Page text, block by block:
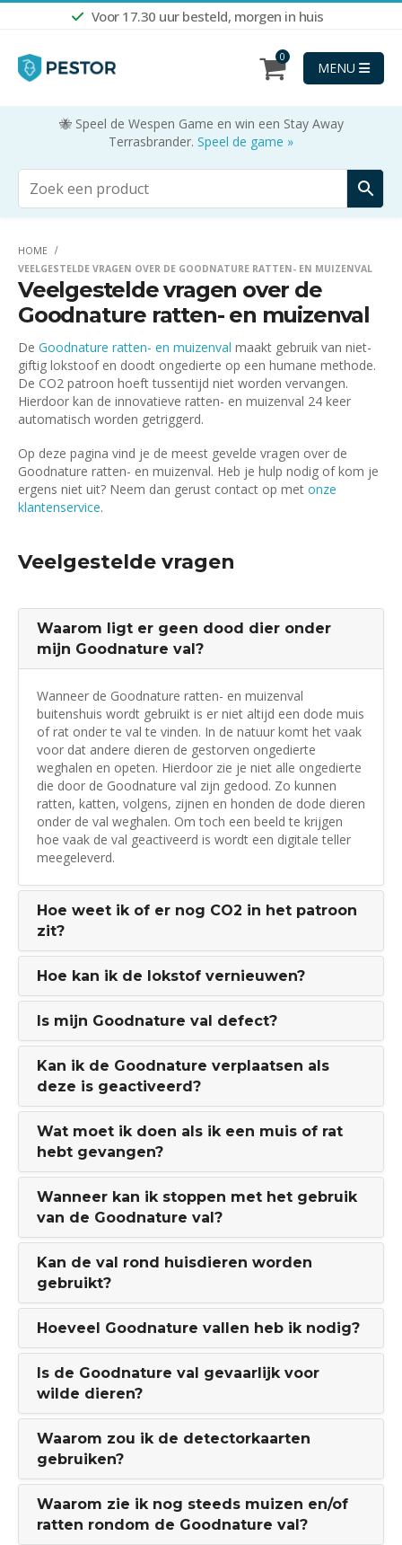
Voor 17.30 uur besteld, morgen in huis
0
MENU
🐝 Speel de Wespen Game en win een Stay Away
Terrasbrander. Speel de game »
HOME
VEELGESTELDE VRAGEN OVER DE GOODNATURE RATTEN- EN MUIZENVAL
Veelgestelde vragen over de
Goodnature ratten- en muizenval
De Goodnature ratten- en muizenval maakt gebruik van niet-
giftig lokstoof en doodt ongedierte op een humane methode.
De CO2 patroon hoeft tussentijd niet worden vervangen.
Hierdoor kan de innovatieve ratten- en muizenval 24 keer
automatisch worden getriggerd.
Op deze pagina vind je de meest gevelde vragen over de
Goodnature ratten- en muizenval. Heb je hulp nodig of kom je
ergens niet uit? Neem dan gerust contact op met onze
klantenservice.
Veelgestelde vragen
Waarom ligt er geen dood dier onder
mijn Goodnature val?
Wanneer de Goodnature ratten- en muizenval
buitenshuis wordt gebruikt is er niet altijd een dode muis
of rat onder te val te vinden. In de natuur komt het vaak
voor dat andere dieren de gestorven ongedierte
weghalen en opeten. Hierdoor zie je niet alle ongedierte
die door de Goodnature val zijn gedood. Zo kunnen
ratten, katten, volgens, zijnen en honden de dode dieren
onder de val weghalen. Om toch een beeld te krijgen
hoe vaak de val geactiveerd is wordt een digitale teller
meegeleverd.
Hoe weet ik of er nog CO2 in het patroon
zit?
Hoe kan ik de lokstof vernieuwen?
Is mijn Goodnature val defect?
Kan ik de Goodnature verplaatsen als
deze is geactiveerd?
Wat moet ik doen als ik een muis of rat
hebt gevangen?
Wanneer kan ik stoppen met het gebruik
van de Goodnature val?
Kan de val rond huisdieren worden
gebruikt?
Hoeveel Goodnature vallen heb ik nodig?
Is de Goodnature val gevaarlijk voor
wilde dieren?
Waarom zou ik de detectorkaarten
gebruiken?
Waarom zie ik nog steeds muizen en/of
ratten rondom de Goodnature val?